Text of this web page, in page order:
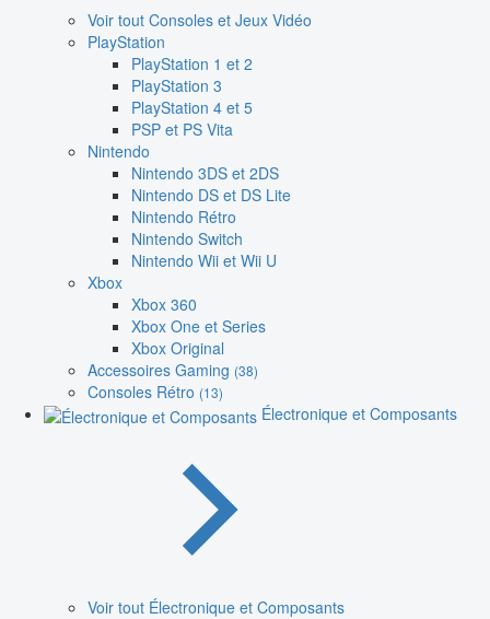
Voir tout Consoles et Jeux Vidéo
PlayStation
PlayStation 1 et 2
PlayStation 3
PlayStation 4 et 5
PSP et PS Vita
Nintendo
Nintendo 3DS et 2DS
Nintendo DS et DS Lite
Nintendo Rétro
Nintendo Switch
Nintendo Wii et Wii U
Xbox
Xbox 360
Xbox One et Series
Xbox Original
Accessoires Gaming (38)
Consoles Rétro (13)
Électronique et Composants
Voir tout Électronique et Composants